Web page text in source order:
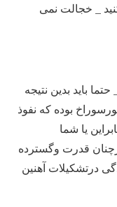
_ خجالت نمی
باید بدین نتیجه
بوده که نفوذ
یا شما
قدرت وگسترده
درتشکیلات آهنین